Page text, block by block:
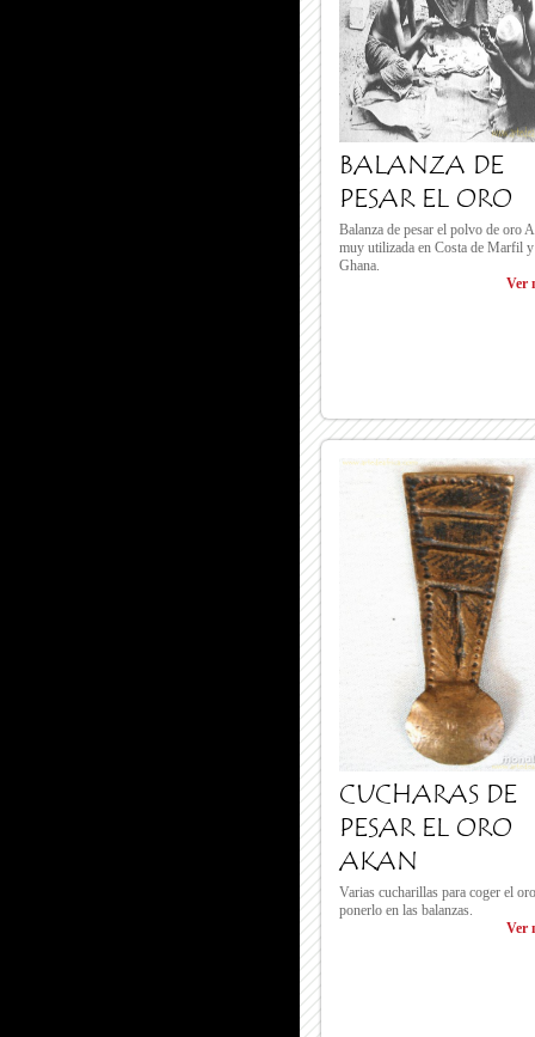
BALANZA DE
PESAR EL ORO
Balanza de pesar el polvo de oro
muy utilizada en Costa de Marfil y
Ghana.
Ver
CUCHARAS DE
PESAR EL ORO
AKAN
Varias cucharillas para coger el
ponerlo en las balanzas.
Ver